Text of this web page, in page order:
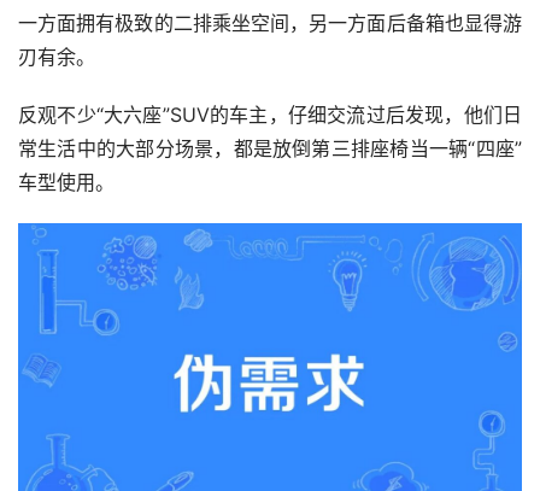
一方面拥有极致的二排乘坐空间，另一方面后备箱也显得游
刃有余。
反观不少“大六座”SUV的车主，仔细交流过后发现，他们日
常生活中的大部分场景，都是放倒第三排座椅当一辆“四座”
车型使用。